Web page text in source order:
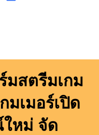
มสตรีมเกม
มเมอร์เปิด
หม่ จัด